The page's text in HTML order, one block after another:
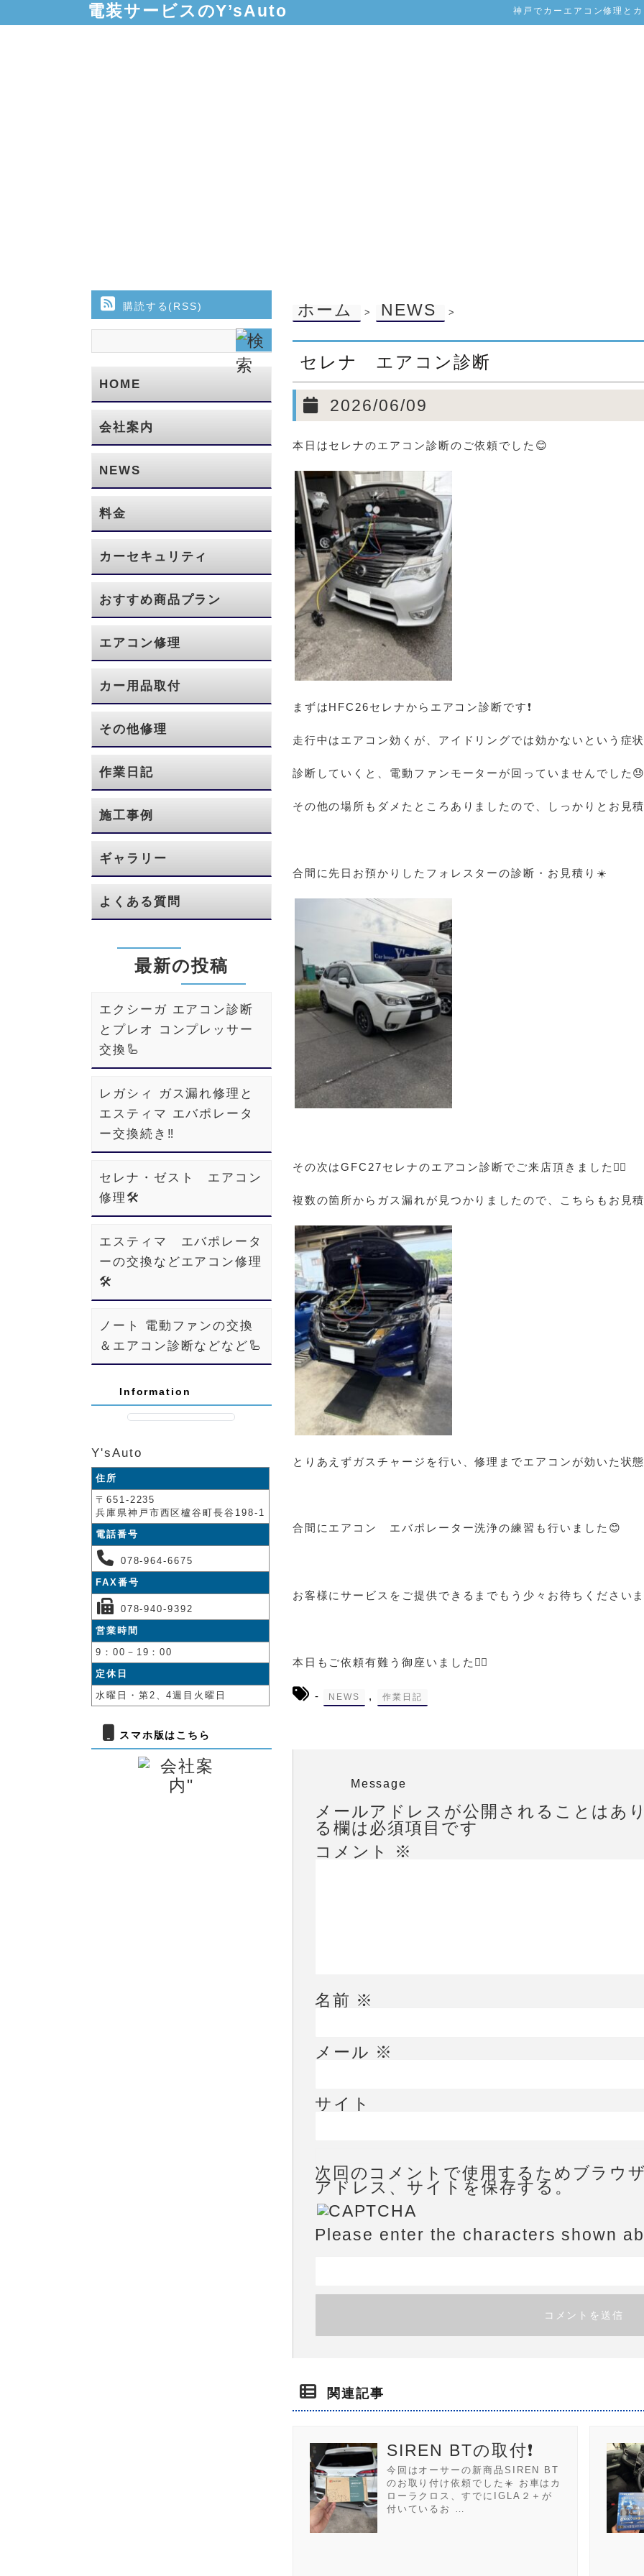
電装サービスのY’sAuto 神戸でカーエアコン修理と
ホーム > NEWS >
セレナ エアコン診断
2026/06/09
本日はセレナのエアコン診断のご依頼でした😊
まずはHFC26セレナからエアコン診断です❗
走行中はエアコン効くが、アイドリングでは効かないという症
診断していくと、電動ファンモーターが回っていませんでした
その他の場所もダメたところありましたので、しっかりとお見
合間に先日お預かりしたフォレスターの診断・お見積り☀️
その次はGFC27セレナのエアコン診断でご来店頂きました🙇‍♀️
複数の箇所からガス漏れが見つかりましたので、こちらもお見
とりあえずガスチャージを行い、修理までエアコンが効いた状態
合間にエアコン エバポレーター洗浄の練習も行いました😊
お客様にサービスをご提供できるまでもう少々お待ちください
本日もご依頼有難う御座いました🙇‍♀️
- NEWS , 作業日記
Message
メールアドレスが公開されることはあ
る欄は必須項目です
コメント
※
名前 ※
メール ※
サイト
次回のコメントで使用するためブラウ
アドレス、サイトを保存する。
Please enter the characters shown
関連記事
SIREN BTの取付❗
今回はオーサーの新商品SIREN BT
のお取り付け依頼でした☀️ お車はカ
ローラクロス、すでにIGLA２＋が
付いているお …
購読する(RSS)
HOME
会社案内
NEWS
料金
カーセキュリティ
おすすめ商品プラン
エアコン修理
カー用品取付
その他修理
作業日記
施工事例
ギャラリー
よくある質問
最新の投稿
エクシーガ エアコン診断
とプレオ コンプレッサー
交換🦾
レガシィ ガス漏れ修理と
エスティマ エバポレータ
ー交換続き‼️
セレナ・ゼスト エアコン
修理🛠️
エスティマ エバポレータ
ーの交換などエアコン修理
🛠️
ノート 電動ファンの交換
＆エアコン診断などなど🦾
Information
Y'sAuto
住所
〒651-2235
兵庫県神戸市西区櫨谷町長谷198-1
電話番号
078-964-6675
FAX番号
078-940-9392
営業時間
9：00－19：00
定休日
水曜日・第2、4週目火曜日
スマホ版はこちら